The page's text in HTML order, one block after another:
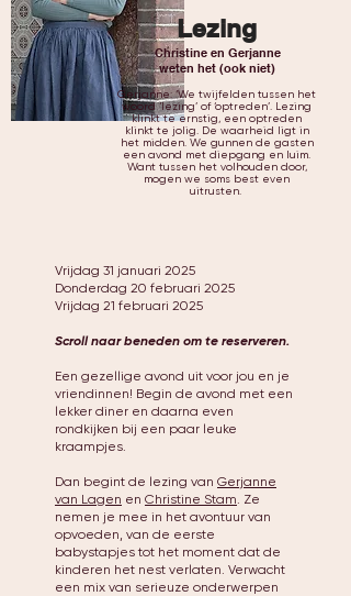
Lezing
Christine en Gerjanne
weten het (ook niet)
Gerjanne: ‘We twijfelden tussen het
woord ‘lezing’ of ‘optreden’. Lezing
klinkt te ernstig, een optreden
klinkt te jolig. De waarheid ligt in
het midden. We gunnen de gasten
een avond met diepgang en luim.
Want tussen het volhouden door,
mogen we soms best even
uitrusten.
Vrijdag 31 januari 2025
Donderdag 20 februari 2025
Vrijdag 21 februari 2025
Scroll naar beneden om te reserveren.
Een gezellige avond uit voor jou en je
vriendinnen! Begin de avond met een
lekker diner en daarna even
rondkijken bij een paar leuke
kraampjes.
Dan begint de lezing van Gerjanne
van Lagen en Christine Stam. Ze
nemen je mee in het avontuur van
opvoeden, van de eerste
babystapjes tot het moment dat de
kinderen het nest verlaten. Verwacht
een mix van serieuze onderwerpen